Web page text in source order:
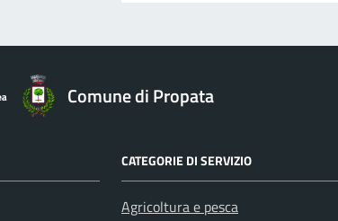
Comune di Propata
CATEGORIE DI SERVIZIO
Agricoltura e pesca